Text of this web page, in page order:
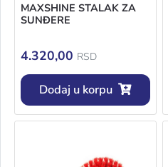
MAXSHINE STALAK ZA
SUNĐERE
4.320,00 RSD
Dodaj u korpu